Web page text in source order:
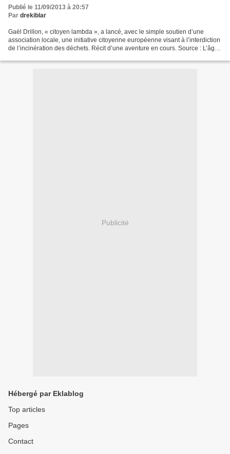
Publié le 11/09/2013 à 20:57
Par drekiblar
Gaël Drillon, « citoyen lambda », a lancé, avec le simple soutien d’une
association locale, une initiative citoyenne européenne visant à l’interdiction
de l’incinération des déchets. Récit d’une aventure en cours. Source : L’âge
Publicité
Hébergé par Eklablog
Top articles
Pages
Contact